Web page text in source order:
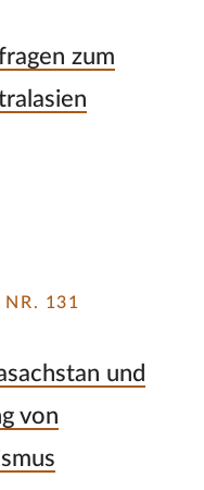
zum
NR. 131
und
von